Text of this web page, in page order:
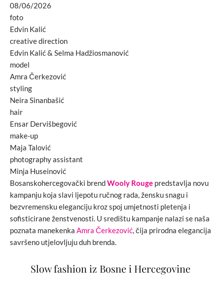
08/06/2026
foto
Edvin Kalić
creative direction
Edvin Kalić & Selma Hadžiosmanović
model
Amra Čerkezović
styling
Neira Sinanbašić
hair
Ensar Dervišbegović
make-up
Maja Talović
photography assistant
Minja Huseinović
Bosanskohercegovački brendWooly Rouge predstavlja novu
kampanju koja slavi ljepotu ručnog rada, žensku snagu i
bezvremensku eleganciju kroz spoj umjetnosti pletenja i
sofisticirane ženstvenosti. U središtu kampanje nalazi se naša
poznata manekenka Amra Čerkezović, čija prirodna elegancija
savršeno utjelovljuju duh brenda.
Slow fashion iz Bosne i Hercegovine